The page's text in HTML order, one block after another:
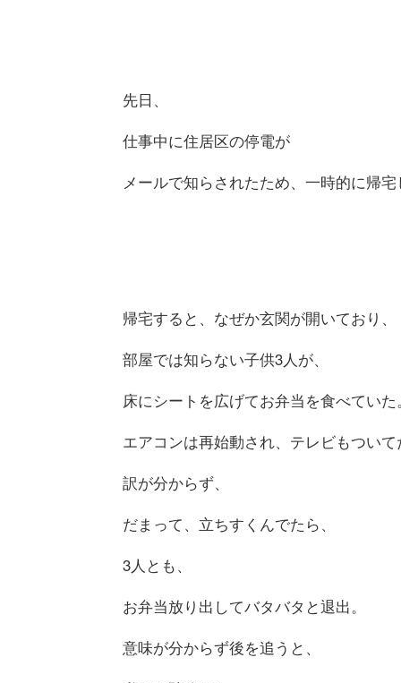
先日、
仕事中に住居区の停電が
メールで知らされたため、一時的に帰
帰宅すると、なぜか玄関が開いており、
部屋では知らない子供3人が、
床にシートを広げてお弁当を食べていた
エアコンは再始動され、テレビもついて
訳が分からず、
だまって、立ちすくんでたら、
3人とも、
お弁当放り出してバタバタと退出。
意味が分からず後を追うと、